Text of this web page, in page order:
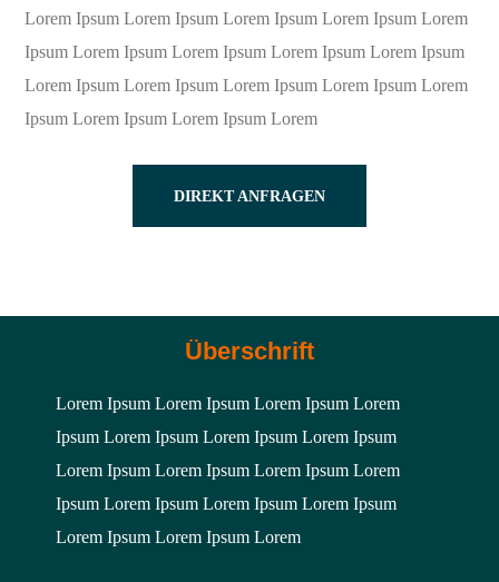
Lorem Ipsum Lorem Ipsum Lorem Ipsum Lorem Ipsum Lorem
Ipsum Lorem Ipsum Lorem Ipsum Lorem Ipsum Lorem Ipsum
Lorem Ipsum Lorem Ipsum Lorem Ipsum Lorem Ipsum Lorem
Ipsum Lorem Ipsum Lorem Ipsum Lorem
DIREKT ANFRAGEN
Überschrift
Lorem Ipsum Lorem Ipsum Lorem Ipsum Lorem
Ipsum Lorem Ipsum Lorem Ipsum Lorem Ipsum
Lorem Ipsum Lorem Ipsum Lorem Ipsum Lorem
Ipsum Lorem Ipsum Lorem Ipsum Lorem Ipsum
Lorem Ipsum Lorem Ipsum Lorem